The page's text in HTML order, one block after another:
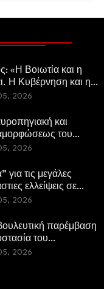
«Η Βοιωτία και η
Η Κυβέρνηση και η
2026
και
του
(Μονή Αγιάς ή
2026
τις μεγάλες
ελλείψεις σε
Πυροσβεστική και
2026
παρέμβαση
του
ιστορικού
2026